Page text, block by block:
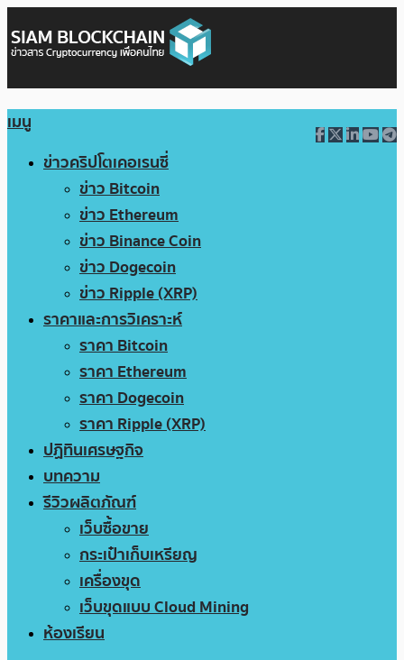
เมนู
ข่าวคริปโตเคอเรนซี่
ข่าว Bitcoin
ข่าว Ethereum
ข่าว Binance Coin
ข่าว Dogecoin
ข่าว Ripple (XRP)
ราคาและการวิเคราะห์
ราคา Bitcoin
ราคา Ethereum
ราคา Dogecoin
ราคา Ripple (XRP)
ปฏิทินเศรษฐกิจ
บทความ
รีวิวผลิตภัณฑ์
เว็บซื้อขาย
กระเป๋าเก็บเหรียญ
เครื่องขุด
เว็บขุดแบบ Cloud Mining
ห้องเรียน